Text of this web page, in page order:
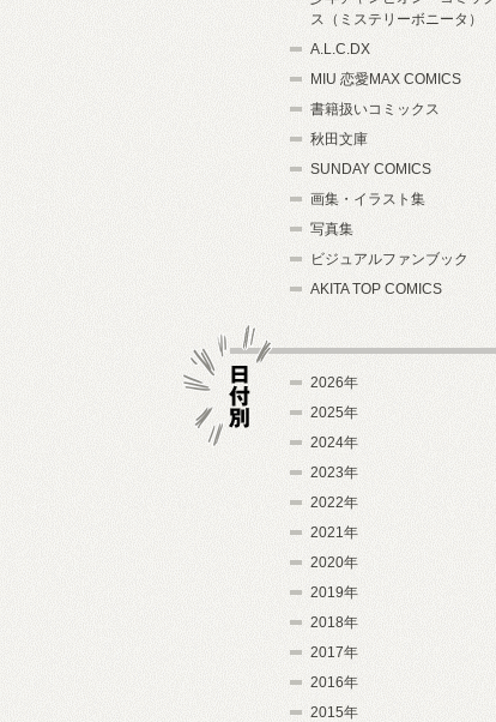
ス（ミステリーボニータ）
A.L.C.DX
MIU 恋愛MAX COMICS
書籍扱いコミックス
秋田文庫
SUNDAY COMICS
画集・イラスト集
写真集
ビジュアルファンブック
AKITA TOP COMICS
2026年
2025年
2024年
2023年
2022年
2021年
2020年
2019年
2018年
2017年
2016年
2015年